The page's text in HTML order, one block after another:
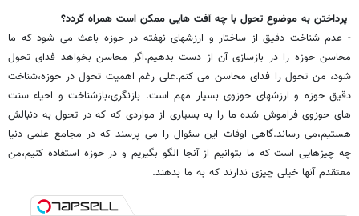
پرداختن به موضوع تحول با چه آفت هایی ممکن است همراه گردد؟
- عدم شناخت دقیق از ساختار و ارزشهای نهفته در حوزه باعث می شود که ما
محاسن حوزه را در بازسازی آن از دست بدهیم.اگر محاسن بخواهد فدای تحول
شود، من تحول را فدای محاسن می کنم.علی رغم اهمیت تحول در حوزه،شناخت
دقیق حوزه و ارزشهای حوزوی بسیار مهم است. بازنگری،بازشناخت و احیاء سنت
های حوزوی فراموش شده ما را به بسیاری از مواردی که که در تحول به دنبالش
هستیم،می رساند.گاهی اوقات این سئوال را می پرسند که در مجامع علمی دنیا
چه چیزهایی است که ما بتوانیم از آنجا الگو بگیریم و در حوزه استفاده کنیم،من
معتقدم آنها خیلی چیزی ندارند که به ما بدهند.